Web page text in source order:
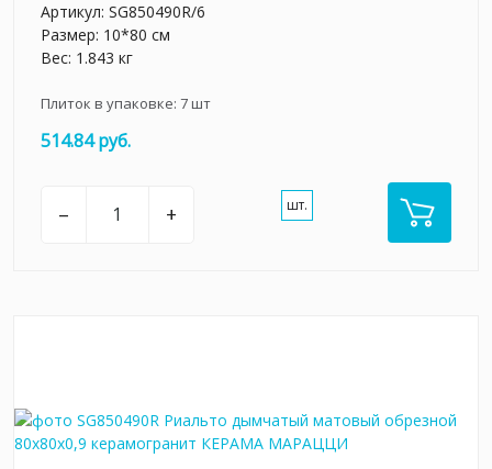
Артикул: SG850490R/6
Размер: 10*80 см
Вес: 1.843 кг
Плиток в упаковке: 7шт
514.84 руб.
– + шт.